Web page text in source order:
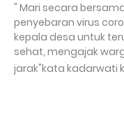
" Mari secara
penyebaran virus
kepala desa untuk
sehat, mengajak
jarak"kata kadarwati